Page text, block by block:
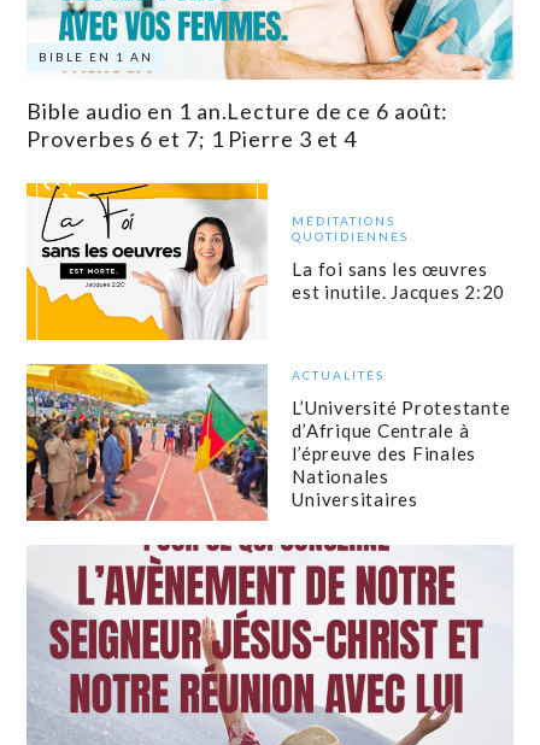
BIBLE EN 1 AN
Bible audio en 1 an.Lecture de ce 6 août:
Proverbes 6 et 7; 1 Pierre 3 et 4
MÉDITATIONS
QUOTIDIENNES
La foi sans les œuvres
est inutile. Jacques 2:20
ACTUALITÉS
L’Université Protestante
d’Afrique Centrale à
l’épreuve des Finales
Nationales
Universitaires